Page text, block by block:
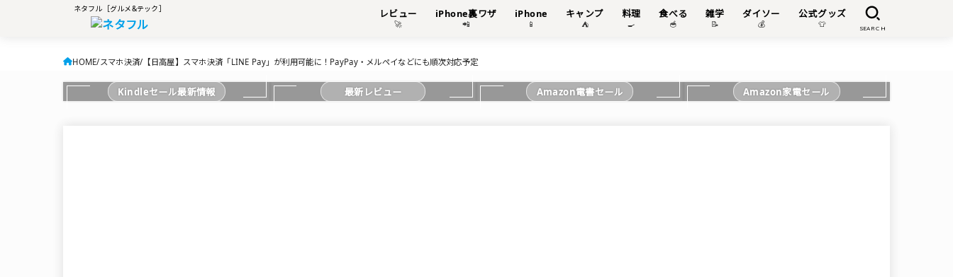
ネタフル［グルメ&テック］ レビュー
🚀
iPhone裏ワザ
📲
iPhone
📱
キャンプ
⛺
料理
🍳
食べる
🥣
雑学
📝
ダイソー
💰
公式グッズ
👕 SEARCH
HOME スマホ決済 【日高屋】スマホ決済「LINE Pay」が利用可能に！PayPay・メルペイなどにも順次対応予定
Kindleセール最新情報 最新レビュー Amazon電書セール Amazon家電セール